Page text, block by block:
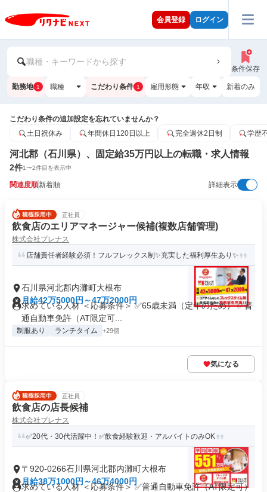
会員登録 ログイン
職種・キーワードから探す
条件保存
勤務地 1 職種 こだわり条件 1 雇用形態 年収 新着のみ
こだわり条件の追加設定を忘れていませんか？
土日祝休み
年間休日120日以上 完全週休2日制 学歴
河北郡（石川県）、固定給35万円以上の転職・求人情報
2件1〜2件目を表示中
関連度順新着順 詳細表示
正社員
飲食店のエリアマネージャー候補(複数店舗管理)
株式会社プレナス
店舗責任者経験必須！フルフレックス制✨充実した福利厚生あり✨
石川県河北郡内灘町大根布
月給42万5000円～47万2000円
求めている人材 ＜応募条件＞ ✅65歳未満（定年のため） ✅普
通自動車免許（AT限定可...
制服あり ランチタイム +29個
気になる
正社員
飲食店の店長候補
株式会社プレナス
✅20代・30代活躍中！✅飲食経験歓迎・アルバイトのみOK
〒920-0266石川県河北郡内灘町大根布
月給38万1000円～46万4000円
求めている人材 ＜応募条件＞ ✅普通自動車免許（AT限定可）